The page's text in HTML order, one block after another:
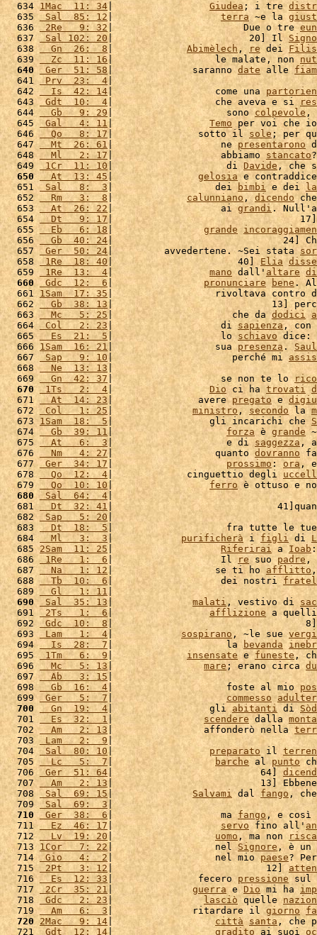
  634
1Mac  11: 34 | Giudea ; i tre
  635
Sal  85: 12 | terra ~e la
  636
2Re   9: 32 |                       Due o tre
  637
Sal 102: 20 |                        20] Il
  638
  Gn  26:  8
| Abimèlech , re dei
  639
  Zc  11: 16
|                  le malate, non
  640
Ger  51: 58 |              saranno date alle
  641
Prv  23:  4 |
  642
  Is  42: 14
|                  come una
  643
Gdt  10:  4 |                  che aveva e si
  644
  Gb   9: 29
|                    sono colpevole ,
  645
Gal   4: 11| Temo per voi che
  646
  Qo   8: 17
|               sotto il sole; per
  647
  Mt  26: 61
|                   ne presentarono
  648
  Ml   2: 17
|                   abbiamo stancato
  649
1Cr  11: 10 |                    di Davide , che
  650
  At  13: 45
| gelosia e
  651
Sal   8:  3 |                  dei bimbi e dei
  652
  Rm   3:  8
| calunniano , dicendo
  653
  At  26: 22
|                   ai grandi .
  654
  Dt   9: 17
|                                 17]
  655
  Eb   6: 18
| grande
  656
  Gb  40: 24
|                              24]
  657
Ger  50: 24|         avvedertene. ~Sei stata
  658
1Re  18: 40 |                      40] Elia disse
  659
1Re  13:  4| mano dall' altare
  660
Gdc  12:  6 | pronunciare bene.
  661
1Sam  17: 35 |                  rivoltava contro
  662
  Gb  38: 13
|                            13]
  663
  Mc   5: 25
|                     che da dodici
  664
Col   2: 23 |                   di sapienza,
  665
  Es  21:  5
|                   lo schiavo dice:
  666
1Sam  16: 21 |                  sua presenza . Saul
  667
Sap   9: 10 |                     perché mi
  668
  Ne  13: 13
|
  669
  Gn  42: 37
|                   se non te lo
  670
1Ts   2:  4| Dio ci ha trovati
  671
  At  14: 23
|               avere pregato e
  672
Col   1: 25| ministro , secondo la
  673
1Sam  18:  5|                 gli incarichi che
  674
  Gb  39: 11
| forza è grande
  675
  At   6:  3
|                    e di saggezza,
  676
  Nm   4: 27
|                  quanto dovranno
  677
Ger  34: 17 | prossimo: ora ,
  678
  Qo  12:  4
|             cinguettio degli
  679
  Qo  10: 10
| ferro è ottuso e
  680
Sal  64:  4 |
  681
  Dt  32: 41
|
  682
Sap   5: 20 |
  683
  Dt  18:  5
|                    fra tutte le
  684
  Ml   3:  3
| purificherà i figli di
  685
2Sam  11: 25 | Riferirai a Ioab
  686
1Re   1:  6 |                   Il re suo padre ,
  687
  Na   1: 12
|                  se ti ho afflitto
  688
  Tb  10:  6
|                   dei nostri
  689
  Gl   1: 11
|
  690
Sal  35: 13| malati, vestivo di
  691
2Ts   1:  6| afflizione a
  692
Gdc  10:  8 |                                  8]
  693
Lam   1:  4 | sospirano , ~le sue
  694
  Is  28:  7
|                    la bevanda
  695
1Tm   6:  9| insensate e funeste,
  696
  Mc   5: 13
| mare; erano circa
  697
  Ab   3: 15
|
  698
  Gb  16:  4
|                    foste al mio
  699
Ger   5:  7 | commesso
  700
  Gn  19:  4
|                 gli abitanti di
  701
  Es  32:  1
| scendere dalla
  702
  Am   2: 13
|                affonderò nella
  703
Lam   2:  9 |
  704
Sal  80: 10| preparato il
  705
  Lc   5:  7
| barche al punto
  706
Ger  51: 64|                          64]
  707
  Am   2: 13
|                          13]
  708
Sal  69: 15 | Salvami dal fango ,
  709
Sal  69:  3 |
  710
Ger  38:  6 |                   ma fango, e così
  711
  Ez  46: 17
| servo fino all'
  712
  Lv  19: 20
| uomo , ma non
  713
1Cor   7: 22|                  nel Signore , è
  714
Gio   4:  2 |                  nel mio paese?
  715
2Pt   3: 12|                           12]
  716
  Es  12: 33
|               fecero pressione sul
  717
2Cr  35: 21 | guerra e Dio mi ha
  718
Gdc   2: 23 | lasciò quelle
  719
  Am   6:  3
|              ritardare il giorno
  720
2Mac   9: 14 | città santa , che
  721
Gdt  12: 14| gradito ai suoi